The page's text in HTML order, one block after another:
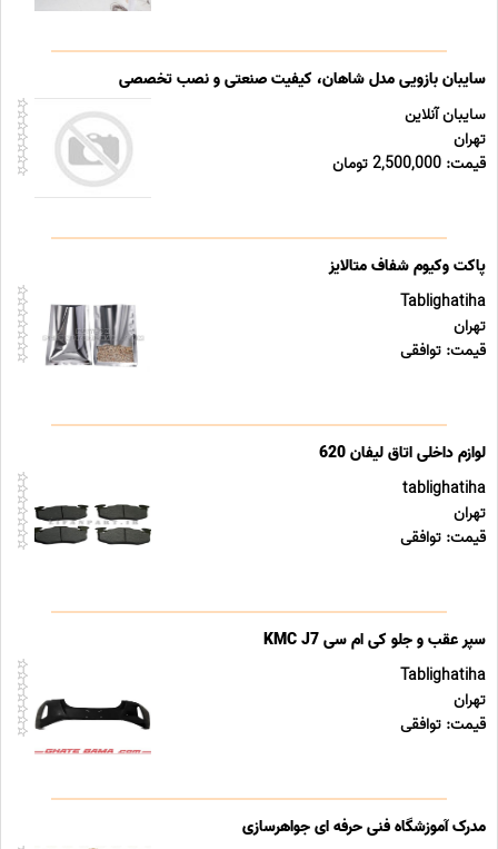
سایبان بازویی مدل شاهان، کیفیت صنعتی و نصب تخصصی
سایبان آنلاین
تهران
قیمت: 2,500,000 تومان
پاکت وکیوم شفاف متالایز
Tablighatiha
تهران
قیمت: توافقی
لوازم داخلی اتاق لیفان 620
tablighatiha
تهران
قیمت: توافقی
سپر عقب و جلو کی ام سی KMC J7
Tablighatiha
تهران
قیمت: توافقی
مدرک آموزشگاه فنی حرفه ای جواهرسازی